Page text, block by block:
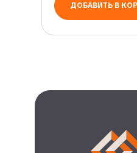
ДОБАВИТЬ В